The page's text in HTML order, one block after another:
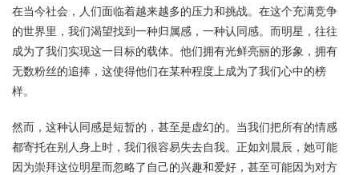
在当今社会，人们面临着越来越多的压力和挑战。在这个充满竞争
的世界里，我们渴望找到一种归属感，一种认同感。而明星，往往
成为了我们实现这一目标的载体。他们拥有光鲜亮丽的形象，拥有
无数粉丝的追捧，这使得他们在某种程度上成为了我们心中的榜
样。
然而，这种认同感是短暂的，甚至是虚幻的。当我们把所有的情感
都寄托在别人身上时，我们很容易失去自我。正如刘晨辰，她可能
因为崇拜这位明星而忽略了自己的兴趣和爱好，甚至可能因为对方